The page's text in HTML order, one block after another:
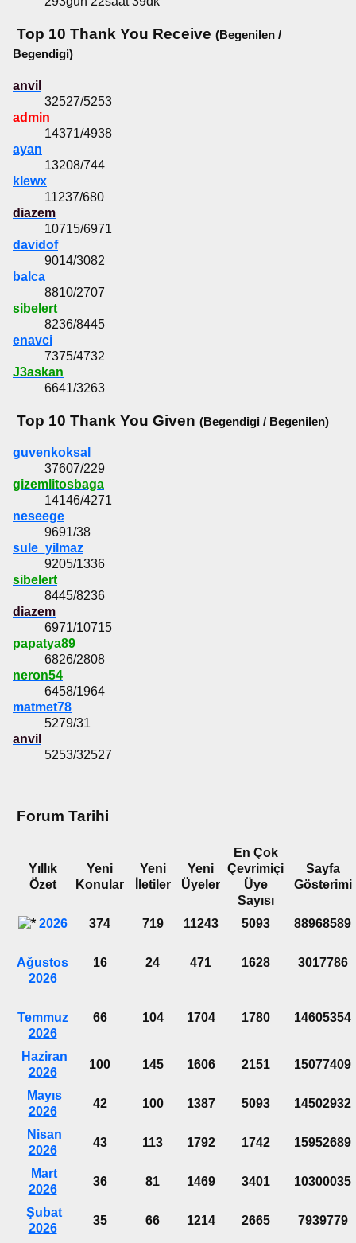
Top 10 Thank You Receive (Begenilen /
Begendigi)
anvil
32527/5253
admin
14371/4938
ayan
13208/744
klewx
11237/680
diazem
10715/6971
davidof
9014/3082
balca
8810/2707
sibelert
8236/8445
enavci
7375/4732
J3askan
6641/3263
Top 10 Thank You Given (Begendigi / Begenilen)
guvenkoksal
37607/229
gizemlitosbaga
14146/4271
neseege
9691/38
sule_yilmaz
9205/1336
sibelert
8445/8236
diazem
6971/10715
papatya89
6826/2808
neron54
6458/1964
matmet78
5279/31
anvil
5253/32527
Forum Tarihi
Yıllık
Özet
Yeni
Konular
Yeni
İletiler
Yeni
Üyeler
En Çok
Çevrimiçi
Üye
Sayısı
Sayfa
Gösterimi
2026 374 719 11243 5093 88968589
Ağustos
2026
16 24 471 1628 3017786
Temmuz
2026
66 104 1704 1780 14605354
Haziran
2026
100 145 1606 2151 15077409
Mayıs
2026
42 100 1387 5093 14502932
Nisan
2026
43 113 1792 1742 15952689
Mart
2026
36 81 1469 3401 10300035
Şubat
2026
35 66 1214 2665 7939779